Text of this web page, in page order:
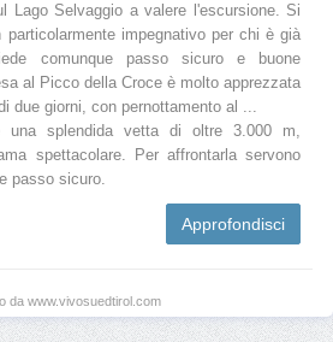
Lago Selvaggio a valere l'escursione. Si
impegnativo per chi è già
comunque passo sicuro e buone
al Picco della Croce è molto apprezzata
due giorni, con pernottamento al ...
una splendida vetta di oltre 3.000 m,
spettacolare. Per affrontarla servono
passo sicuro.
Approfondisci
da www.vivosuedtirol.com